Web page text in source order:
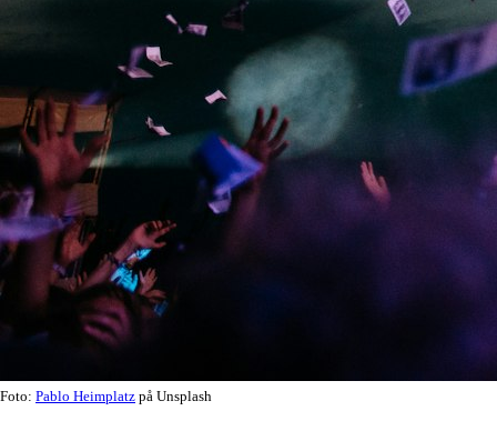
Foto: Pablo Heimplatz på Unsplash